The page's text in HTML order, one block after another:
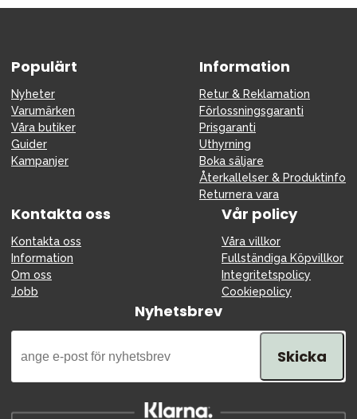
Populärt
Nyheter
Varumärken
Våra butiker
Guider
Kampanjer
Information
Retur & Reklamation
Förlossningsgaranti
Prisgaranti
Uthyrning
Boka säljare
Återkallelser & Produktinfo
Returnera vara
Kontakta oss
Kontakta oss
Information
Om oss
Jobb
Vår policy
Våra villkor
Fullständiga Köpvillkor
Integritetspolicy
Cookiepolicy
Nyhetsbrev
Skicka